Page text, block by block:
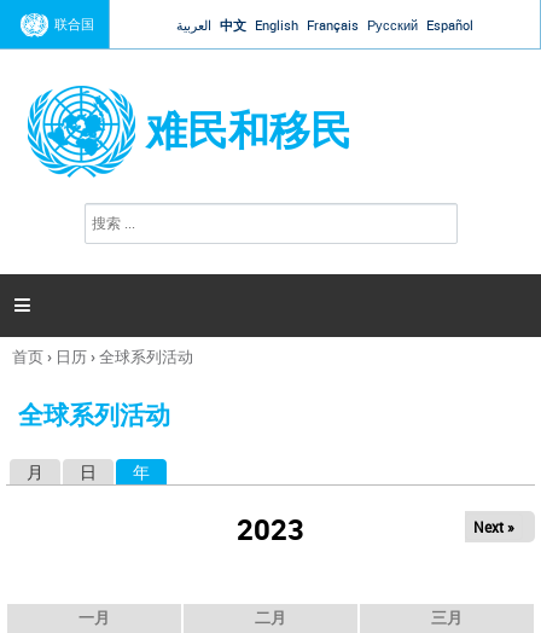
Jump to navigation
联合国 العربية 中文 English Français Русский Español
难民和移民
搜
索

你
这
首页› 日历›全球系列活动
全球系列活动
月 日 年
2023 Next »
一月 二月 三月